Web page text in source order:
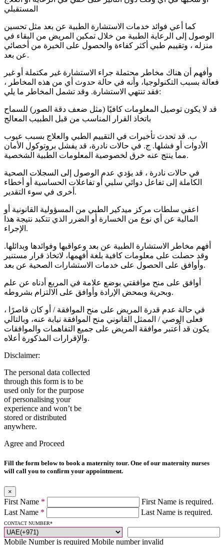
المستقبلي
كما أعي فوائد خدمات الاستشارة الطبية عن بعد مثل تحسين
الوصول إلى الرعاية الطبية من خلال تمكين المريض من البقاء في
منزله ، وتقييم طبي أكثر كفاءة والحصول على الخبرة من أخصائي
عن بعد.
وأفهم أن هناك مخاطر محتملة جراء الاستشارة غير مكتملة أو غير
فعالة بسبب التكنولوجيا، وأنه في حالة حدوث أي من هذه المخاطر ،
فقد تنتهي الاستشارة. وقد تشمل المخاطر ما يلي:
قد لا يكون توصيل المعلومات كافيًا (مثل ضعف دقة الصور) للسماح
باتخاذ القرار المناسب من قبل الطبيب المعالج
ب. قد تحدث تأخيرات في التقييم الطبي والعلاج بسبب عيوب
الأدوات أو فشلها. ج. في حالات نادرة، قد يفشل بروتوكول الأمان
مما ينتج عنه خرق لخصوصية المعلومات الطبية الشخصية.
في حالات نادرة ، قد يؤدي عدم الوصول إلى السجلات الصحية
الكاملة إلى تفاعل دوائي سلبي أو تفاعلات الحساسية أو أخطاء
أخرى في سوء التقدير.
اعفي سلطات مركز ميدكير الطبي من المسؤولية القانونية أو
المالية عن أي نوع من الخسارة أو الضرر الذي تتكبد نتيجة هذا
الإجراء.
أفهم مخاطر الاستشارة الطبية عن بعد وعواقبها وفوائدها وبدائلها.
وقد حصلت على معلومات كافية بلغة أفهمها، لاتخاذ قرار مستنير
وأوافق على الحصول على خدمات الاستشارات الصحية عن بعد.
أوافق على منح موافقتي بوضع علامة في المربع أدناه عن علم
وبحرية وبمحض الإرادة وأوافق على الالتزام بشروطه.
في حالة عدم قدرة المريض على منح الموافقة / أو كان قاصرًا ،
فعلى الوصي / الممثل القانوني منح الموافقة نيابة عنه، وبالتالي
يكون قد اُعتبر موافقة المريض على جميع التفاهمات والموافقات
والإقرارات المذكورة أعلاه.
Disclaimer:
The personal data collected
through this form is to be
used only for the purpose
of personalising your
experience and won’t be
stored or distributed
anywhere.
Agree and Proceed
Fill the form below to book a maternity tour. One of our maternity nurses
will call you to confirm your appointment.
×
First Name *
First Name is required.
Last Name * Last Name is required.
CONTACT NUMBER*
Mobile Number is required Mobile number invalid